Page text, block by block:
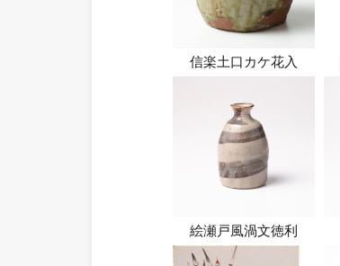
信楽土口カケ花入
絵瀬戸風渦文徳利